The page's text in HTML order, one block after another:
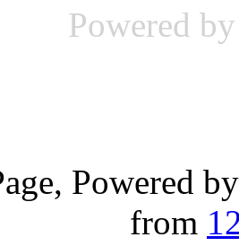
Powered
Powered
from